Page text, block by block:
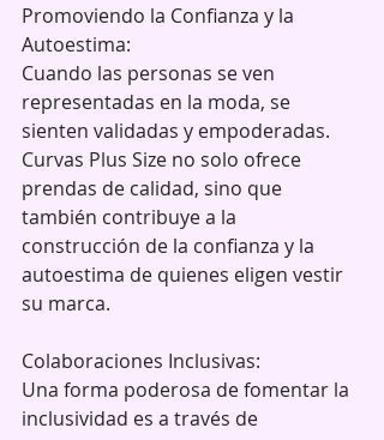
Promoviendo la Confianza y la
Autoestima:
Cuando las personas se ven
representadas en la moda, se
sienten validadas y empoderadas.
Curvas Plus Size no solo ofrece
prendas de calidad, sino que
también contribuye a la
construcción de la confianza y la
autoestima de quienes eligen vestir
su marca.
Colaboraciones Inclusivas:
Una forma poderosa de fomentar la
inclusividad es a través de